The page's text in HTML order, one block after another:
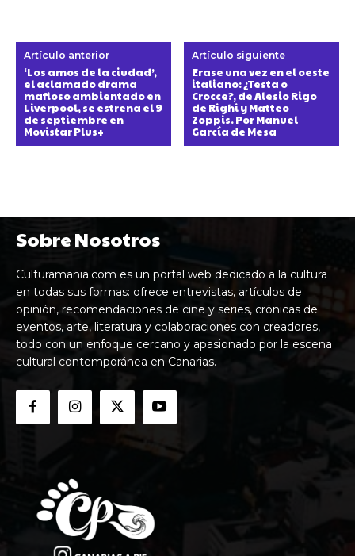
Artículo anterior
‘Los amos de la ciudad’,
el aclamado drama
mafioso ambientado en
Liverpool, se estrena el 9
de septiembre en
Movistar Plus+
Artículo siguiente
Erase una vez en el oeste
italiano: ¿Testa o
Crocce?, de Alesio Rigo
de Righi y Matteo
Zoppis. Por Manuel
García de Mesa
Sobre Nosotros
Culturamania.com es un portal web dedicado a la cultura
en todas sus formas: ofrece entrevistas, artículos de
opinión, recomendaciones de cine y series, crónicas de
eventos, arte, literatura y colaboraciones con creadores,
todo con un enfoque cercano y apasionado por la escena
cultural contemporánea en Canarias.